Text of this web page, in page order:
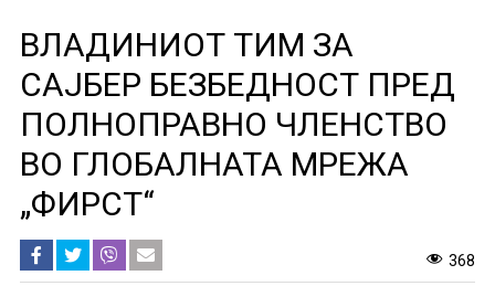
ВЛАДИНИОТ ТИМ ЗА
САЈБЕР БЕЗБЕДНОСТ ПРЕД
ПОЛНОПРАВНО ЧЛЕНСТВО
ВО ГЛОБАЛНАТА МРЕЖА
„ФИРСТ“
368